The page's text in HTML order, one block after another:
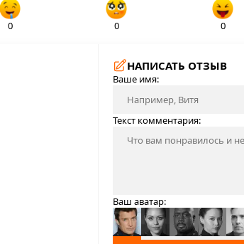
0 0 0
НАПИСАТЬ ОТЗЫВ
Ваше имя:
Текст комментария:
Ваш аватар: